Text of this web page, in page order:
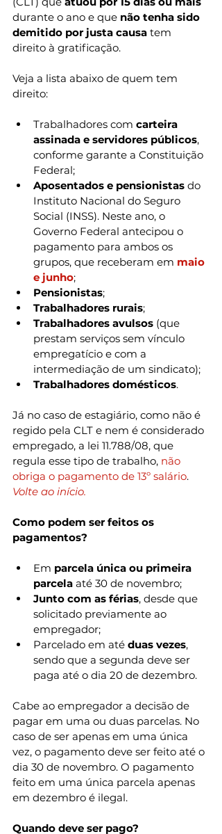
durante o ano e que não tenha sido
demitido por justa causa tem
direito à gratificação.
Veja a lista abaixo de quem tem
direito:
Trabalhadores com carteira
assinada e servidores públicos,
conforme garante a Constituição
Federal;
Aposentados e pensionistas do
Instituto Nacional do Seguro
Social (INSS). Neste ano, o
Governo Federal antecipou o
pagamento para ambos os
grupos, que receberam em maio
e junho;
Pensionistas;
Trabalhadores rurais;
Trabalhadores avulsos (que
prestam serviços sem vínculo
empregatício e com a
intermediação de um sindicato);
Trabalhadores domésticos.
Já no caso de estagiário, como não é
regido pela CLT e nem é considerado
empregado, a lei 11.788/08, que
regula esse tipo de trabalho, não
obriga o pagamento de 13º salário.
Volte ao início.
Como podem ser feitos os
pagamentos?
Em parcela única ou primeira
parcela até 30 de novembro;
Junto com as férias, desde que
solicitado previamente ao
empregador;
Parcelado em até duas vezes,
sendo que a segunda deve ser
paga até o dia 20 de dezembro.
Cabe ao empregador a decisão de
pagar em uma ou duas parcelas. No
caso de ser apenas em uma única
vez, o pagamento deve ser feito até o
dia 30 de novembro. O pagamento
feito em uma única parcela apenas
em dezembro é ilegal.
Quando deve ser pago?